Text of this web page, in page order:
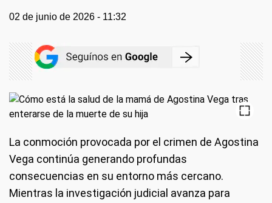
02 de junio de 2026 - 11:32
La conmoción provocada por el crimen de Agostina
Vega continúa generando profundas
consecuencias en su entorno más cercano.
Mientras la investigación judicial avanza para